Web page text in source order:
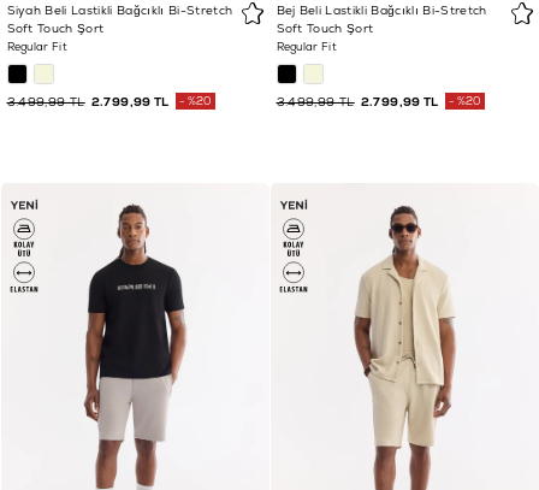
Siyah Beli Lastikli Bağcıklı Bi-Stretch
Soft Touch Şort
Regular Fit
2.799,99 TL
3.499,99 TL %20
Bej Beli Lastikli Bağcıklı Bi-Stretch
Soft Touch Şort
Regular Fit
2.799,99 TL
3.499,99 TL %20